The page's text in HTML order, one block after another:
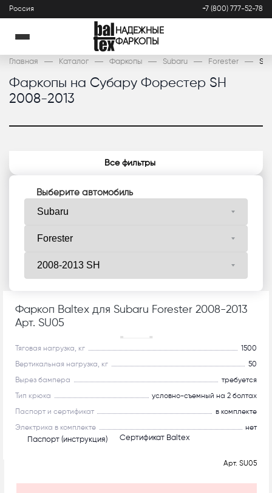
Россия +7 (800) 777-52-78
НАДЕЖНЫЕ
ФАРКОПЫ
Главная Каталог Фаркопы Subaru Forester SH
Фаркопы на Субару Форестер SH
2008-2013
Все фильтры
Выберите автомобиль
Фаркоп Baltex для Subaru Forester 2008-2013
Арт. SU05
Рекомендуем
Тяговая нагрузка, кг 1500
Вертикальная нагрузка, кг 50
Вырез бампера требуется
Тип крюка условно-съемный на 2 болтах
Паспорт и сертификат в комплекте
Электрика в комплекте нет
Паспорт (инструкция) Сертификат Baltex
Арт. SU05